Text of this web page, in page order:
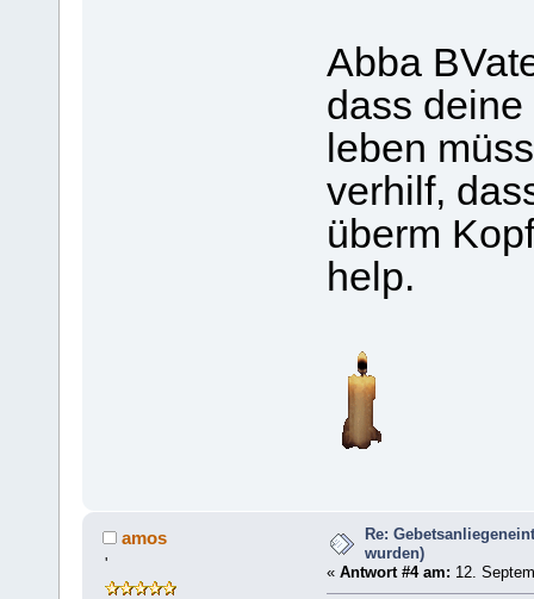
Abba
dass
leben
verhilf,
überm
help.
amos
'
Re:
wurden)
« Antwort #4 am: 12.